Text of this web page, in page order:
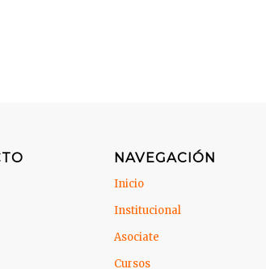
NAVEGACIÓN
Inicio
Institucional
Asociate
Cursos